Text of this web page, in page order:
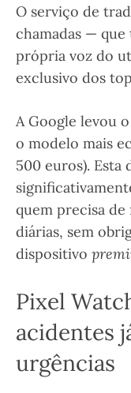
O serviço de
chamadas —
própria voz do
exclusivo dos
A Google levou o
o modelo mais
500 euros). Esta
quem precisa
diárias, sem
dispositivo
Pixel
acidentes
urgências